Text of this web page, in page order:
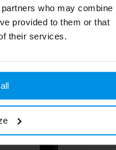
who may combine
provided to them or that
their services.